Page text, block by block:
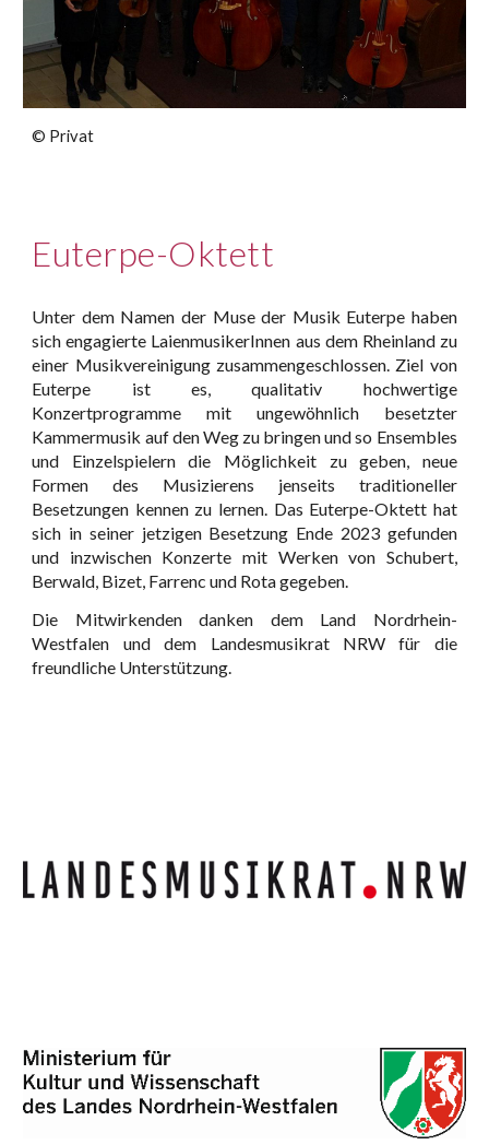
© Privat
Euterpe-Oktett
Unter dem Namen der Muse der Musik Euterpe haben
sich engagierte LaienmusikerInnen aus dem Rheinland zu
einer Musikvereinigung zusammengeschlossen. Ziel von
Euterpe ist es, qualitativ hochwertige
Konzertprogramme mit ungewöhnlich besetzter
Kammermusik auf den Weg zu bringen und so Ensembles
und Einzelspielern die Möglichkeit zu geben, neue
Formen des Musizierens jenseits traditioneller
Besetzungen kennen zu lernen. Das Euterpe-Oktett hat
sich in seiner jetzigen Besetzung Ende 2023 gefunden
und inzwischen Konzerte mit Werken von Schubert,
Berwald, Bizet, Farrenc und Rota gegeben.
Die Mitwirkenden danken dem Land Nordrhein-
Westfalen und dem Landesmusikrat NRW für die
freundliche Unterstützung.